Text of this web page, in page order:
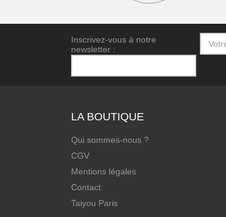
Inscrivez-vous à notre
newsletter :
LA BOUTIQUE
Qui sommes-nous ?
CGV
Mentions légales
Contact
Taiyou Paris